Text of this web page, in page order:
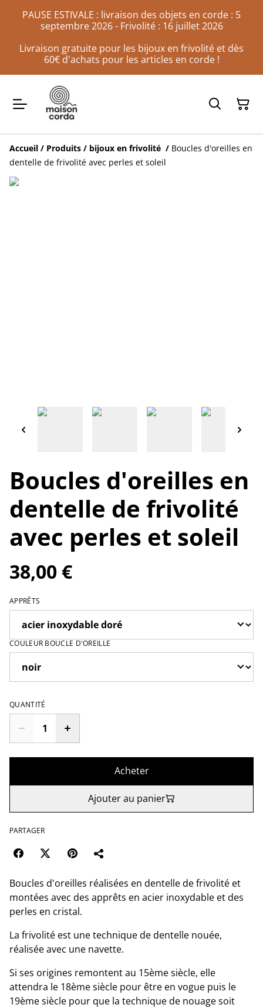
PAUSE ESTIVALE : livraison des objets en corde : 5
septembre 2026 - Frivolité : 16 juillet 2026
Livraison gratuite pour les bijoux en frivolité et dès
60€ d'achats pour les articles en corde !
Accueil / Produits / bijoux en frivolité / Boucles d'oreilles en
dentelle de frivolité avec perles et soleil
Boucles d'oreilles en
dentelle de frivolité
avec perles et soleil
38,00 €
APPRÊTS
COULEUR BOUCLE D'OREILLE
QUANTITÉ
Acheter
Ajouter au panier
PARTAGER
Boucles d'oreilles réalisées en dentelle de frivolité et
montées avec des apprêts en acier inoxydable et des
perles en cristal.
La frivolité est une technique de dentelle nouée,
réalisée avec une navette.
Si ses origines remontent au 15ème siècle, elle
attendra le 18ème siècle pour être en vogue puis le
19ème siècle pour que la technique de nouage soit